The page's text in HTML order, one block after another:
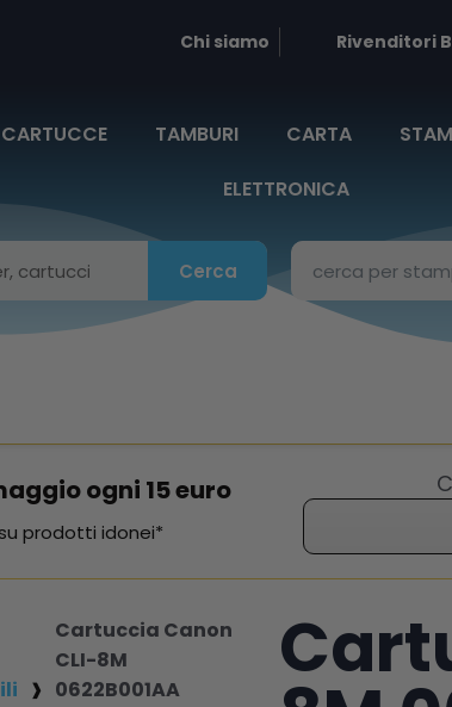
Chi siamo Rivenditori
CARTUCCE TAMBURI CARTA
ELETTRONICA
Cerca
ogni 15 euro
prodotti idonei*
Cartuccia Canon
CLI-8M
0622B001AA